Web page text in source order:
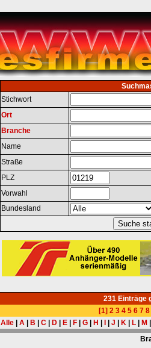
Stichwort
Ort
Branche
Name
Straße
PLZ
Vorwahl
Bundesland
231 Einträge
[1] 2 3 4 5 6 7 8
Alle
A B C D E F G H J K L M